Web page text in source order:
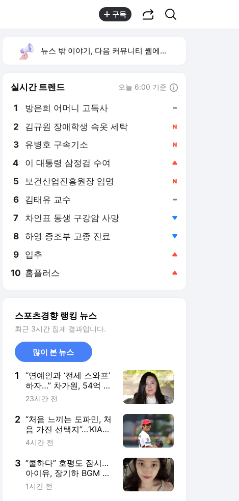
구독
뉴스 밖 이야기, 다음 커뮤니티 웹에서 보기
실시간 트렌드 오늘 6:00 기준
1 방은희 어머니 고독사
2 김규원 장애학생 속옷 세탁
3 유병호 구속기소
4 이 대통령 삼정검 수여
5 보건산업진흥원장 임명
6 김태유 교수
7 차인표 동생 구강암 사망
8 하영 증조부 고종 진료
9 입추
10 홈플러스
스포츠경향 랭킹 뉴스
최근 3시간 집계 결과입니다.
많이 본 뉴스
1
“연예인과 ‘전세 스와프’
하자…” 차가원, 54억 갈
취한 ‘라누보 한남’ 사기
23시간 전
2 “처음 느끼는 도파민, 처
음 가진 선택지”…‘KIA
불펜 투수 이의리’는 지
있다
4시간 전
3 “쿨하다” 호평도 잠시…
아이유, 장기하 BGM 썼
다 ‘윤가이 배려 無’ 억까
1시간 전